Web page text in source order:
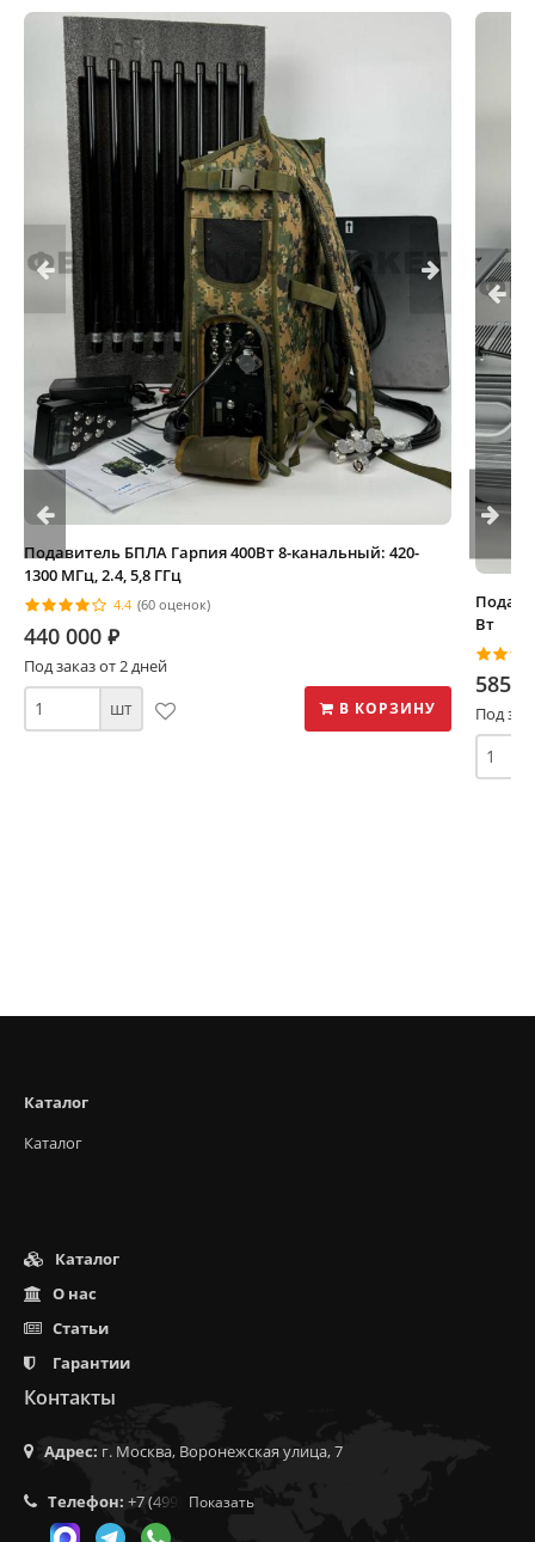
Подавитель БПЛА Гарпия 400Вт 8-канальный: 420-
1300 МГц, 2.4, 5,8 ГГц
4.4 (60 оценок)
440 000 ⃏
Под заказ от 2 дней
шт В КОРЗИНУ
Вт
585
Под
Каталог
Каталог
Каталог
О нас
Статьи
Гарантии
Контакты
Адрес: г. Москва, Воронежская улица, 7
Телефон: +7 (499) 350-55-05
Показать